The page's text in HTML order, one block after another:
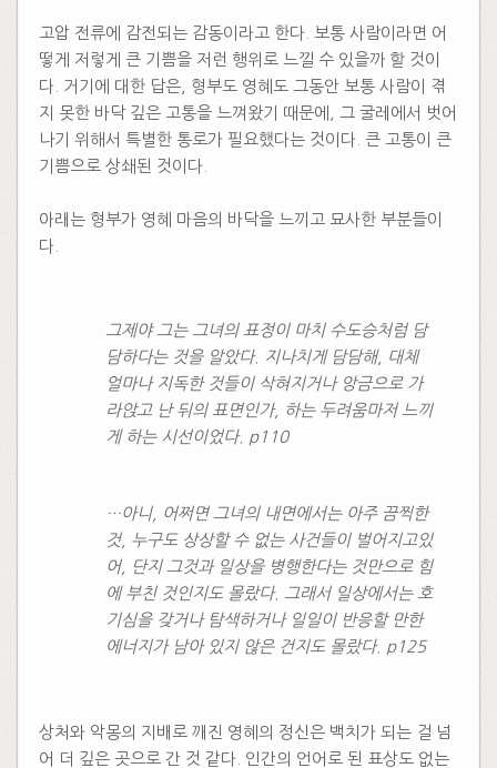
고압 전류에 감전되는 감동이라고 한다. 보통 사람이라면 어
떻게 저렇게 큰 기쁨을 저런 행위로 느낄 수 있을까 할 것이
다. 거기에 대한 답은, 형부도 영혜도 그동안 보통 사람이 겪
지 못한 바닥 깊은 고통을 느껴왔기 때문에, 그 굴레에서 벗어
나기 위해서 특별한 통로가 필요했다는 것이다. 큰 고통이 큰
기쁨으로 상쇄된 것이다.
아래는 형부가 영혜 마음의 바닥을 느끼고 묘사한 부분들이
다.
그제야 그는 그녀의 표정이 마치 수도승처럼 담
담하다는 것을 알았다. 지나치게 담담해, 대체
얼마나 지독한 것들이 삭혀지거나 앙금으로 가
라앉고 난 뒤의 표면인가, 하는 두려움마저 느끼
게 하는 시선이었다. p110
…아니, 어쩌면 그녀의 내면에서는 아주 끔찍한
것, 누구도 상상할 수 없는 사건들이 벌어지고있
어, 단지 그것과 일상을 병행한다는 것만으로 힘
에 부친 것인지도 몰랐다. 그래서 일상에서는 호
기심을 갖거나 탐색하거나 일일이 반응할 만한
에너지가 남아 있지 않은 건지도 몰랐다. p125
상처와 악몽의 지배로 깨진 영혜의 정신은 백치가 되는 걸 넘
어 더 깊은 곳으로 간 것 같다. 인간의 언어로 된 표상도 없는